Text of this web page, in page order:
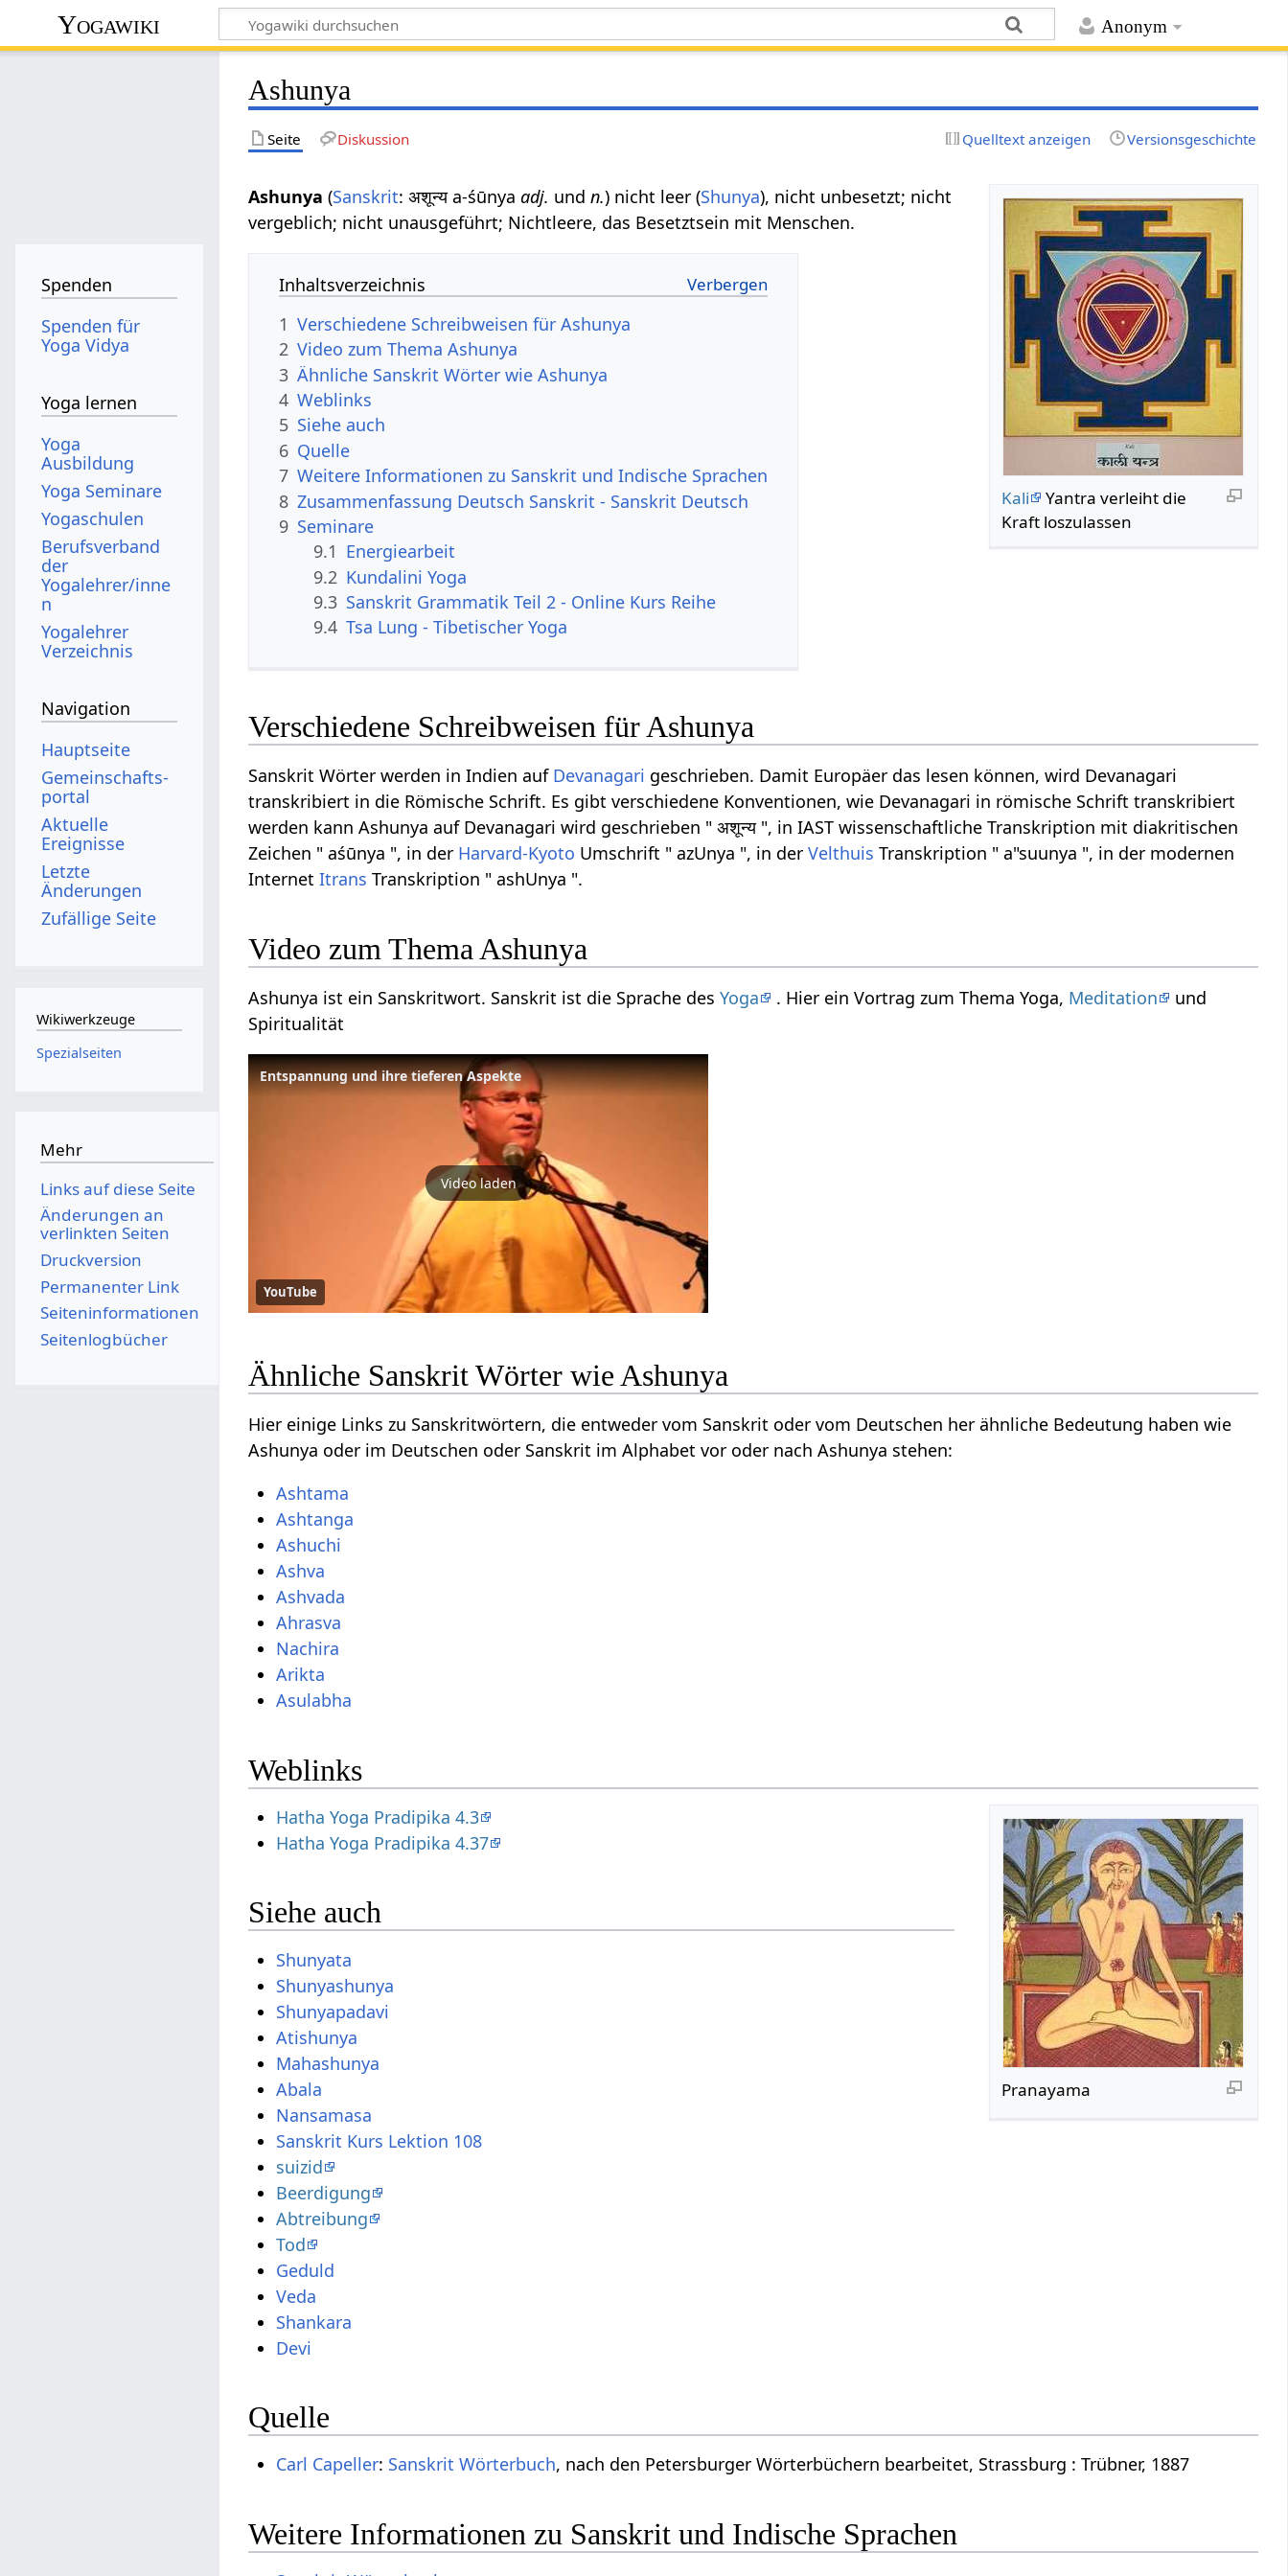
Anonym
Yogawiki
Ashunya
Seite Diskussion Quelltext anzeigen Versionsgeschichte
Kali
Yantra verleiht die
Kraft loszulassen
Ashunya (Sanskrit: अशून्य a-śūnyaadj. undn.) nicht leer (Shunya), nicht unbesetzt; nicht
vergeblich; nicht unausgeführt; Nichtleere, das Besetztsein mit Menschen.
Inhaltsverzeichnis
1 Verschiedene Schreibweisen für Ashunya
2 Video zum Thema Ashunya
3 Ähnliche Sanskrit Wörter wie Ashunya
4 Weblinks
5 Siehe auch
6 Quelle
7 Weitere Informationen zu Sanskrit und Indische Sprachen
8 Zusammenfassung Deutsch Sanskrit - Sanskrit Deutsch
9 Seminare
9.1 Energiearbeit
9.2 Kundalini Yoga
9.3 Sanskrit Grammatik Teil 2 - Online Kurs Reihe
9.4 Tsa Lung - Tibetischer Yoga
Verschiedene Schreibweisen für Ashunya
Sanskrit Wörter werden in Indien auf Devanagari geschrieben. Damit Europäer das lesen können, wird Devanagari
transkribiert in die Römische Schrift. Es gibt verschiedene Konventionen, wie Devanagari in römische Schrift transkribiert
werden kann Ashunya auf Devanagari wird geschrieben " अशून्य ", in IAST wissenschaftliche Transkription mit diakritischen
Zeichen " aśūnya ", in der Harvard-Kyoto Umschrift " azUnya ", in derVelthuis Transkription " a"suunya ", in der modernen
InternetItrans Transkription " ashUnya ".
Video zum Thema Ashunya
Ashunya ist ein Sanskritwort. Sanskrit ist die Sprache desYoga . Hier ein Vortrag zum Thema Yoga, Meditation
und
Spiritualität
Entspannung und ihre tieferen Aspekte
Video laden
YouTube
Ähnliche Sanskrit Wörter wie Ashunya
Hier einige Links zu Sanskritwörtern, die entweder vom Sanskrit oder vom Deutschen her ähnliche Bedeutung haben wie
Ashunya oder im Deutschen oder Sanskrit im Alphabet vor oder nach Ashunya stehen:
Ashtama
Ashtanga
Ashuchi
Ashva
Ashvada
Ahrasva
Nachira
Arikta
Asulabha
Weblinks
Pranayama
Hatha Yoga Pradipika 4.3
Hatha Yoga Pradipika 4.37
Siehe auch
Shunyata
Shunyashunya
Shunyapadavi
Atishunya
Mahashunya
Abala
Nansamasa
Sanskrit Kurs Lektion 108
suizid
Beerdigung
Abtreibung
Tod
Geduld
Veda
Shankara
Devi
Quelle
Carl Capeller: Sanskrit Wörterbuch, nach den Petersburger Wörterbüchern bearbeitet, Strassburg : Trübner, 1887
Weitere Informationen zu Sanskrit und Indische Sprachen
Spenden
Spenden für
Yoga Vidya
Yoga lernen
Yoga
Ausbildung
Yoga Seminare
Yogaschulen
Berufsverband
der
Yogalehrer/inne
n
Yogalehrer
Verzeichnis
Navigation
Hauptseite
Gemeinschafts­
portal
Aktuelle
Ereignisse
Letzte
Änderungen
Zufällige Seite
Wikiwerkzeuge
Spezialseiten
Mehr
Links auf diese Seite
Änderungen an
verlinkten Seiten
Druckversion
Permanenter Link
Seiten­­informationen
Seitenlogbücher